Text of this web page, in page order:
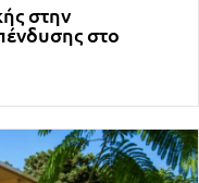
στην
στο